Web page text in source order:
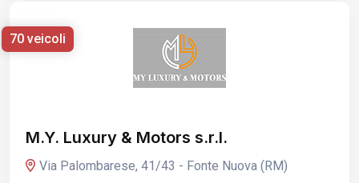
70 veicoli
M.Y. Luxury & Motors s.r.l.
Via Palombarese, 41/43 - Fonte Nuova (RM)